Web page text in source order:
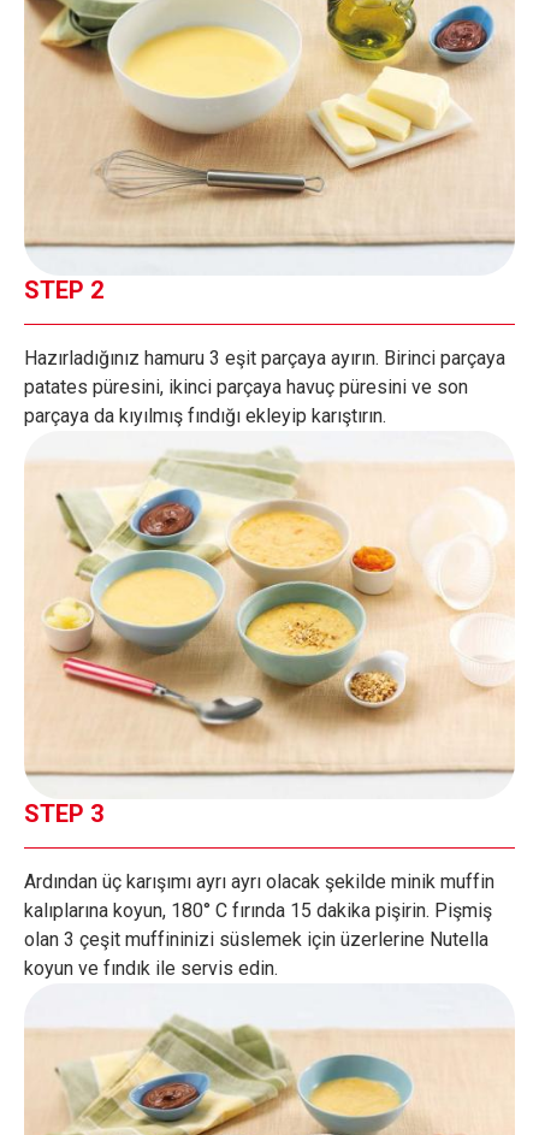
STEP 2
Hazırladığınız hamuru 3 eşit parçaya ayırın. Birinci parçaya
patates püresini, ikinci parçaya havuç püresini ve son
parçaya da kıyılmış fındığı ekleyip karıştırın.
STEP 3
Ardından üç karışımı ayrı ayrı olacak şekilde minik muffin
kalıplarına koyun, 180° C fırında 15 dakika pişirin. Pişmiş
olan 3 çeşit muffininizi süslemek için üzerlerine Nutella
koyun ve fındık ile servis edin.